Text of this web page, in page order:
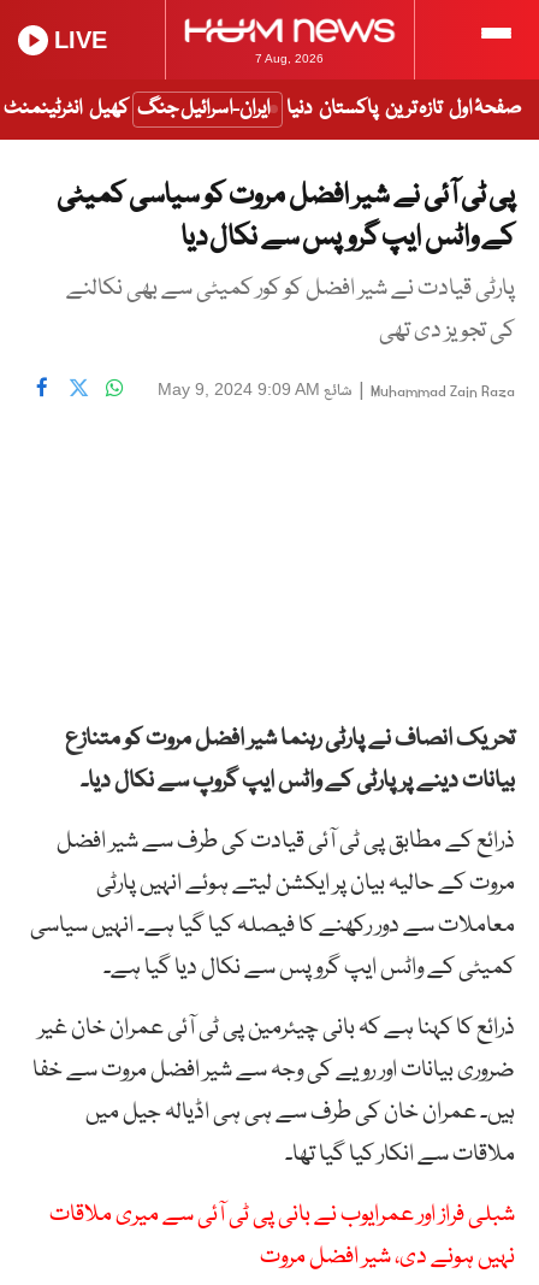
7 Aug, 2026
LIVE
صفحۂ اول تازہ ترین پاکستان دنیا ایران-اسرائیل جنگ کھیل انٹرٹینمنٹ
پی ٹی آئی نے شیر افضل مروت کو سیاسی کمیٹی
کے واٹس ایپ گروپس سے نکال دیا
پارٹی قیادت نے شیر افضل کو کور کمیٹی سے بھی نکالنے
کی تجویز دی تھی
Muhammad Zain Raza
| شائع May 9, 2024 9:09 AM
تحریک انصاف نے پارٹی رہنما شیر افضل مروت کو متنازع
بیانات دینے پر پارٹی کے واٹس ایپ گروپ سے نکال دیا۔
ذرائع کے مطابق پی ٹی آئی قیادت کی طرف سے شیر افضل
مروت کے حالیہ بیان پر ایکشن لیتے ہوئے انہیں پارٹی
معاملات سے دور رکھنے کا فیصلہ کیا گیا ہے۔ انہیں سیاسی
کمیٹی کے واٹس ایپ گروپس سے نکال دیا گیا ہے۔
ذرائع کا کہنا ہے کہ بانی چیئرمین پی ٹی آئی عمران خان غیر
ضروری بیانات اور رویے کی وجہ سے شیر افضل مروت سے خفا
ہیں۔ عمران خان کی طرف سے ہی ہی اڈیالہ جیل میں
ملاقات سے انکار کیا گیا تھا۔
شبلی فراز اور عمرایوب نے بانی پی ٹی آئی سے میری ملاقات
نہیں ہونے دی، شیر افضل مروت